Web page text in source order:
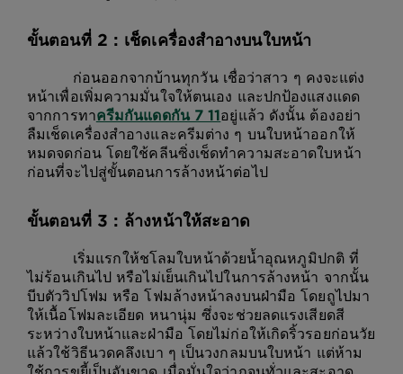
ขั้นตอนที่ 2 : เช็ดเครื่องสำอางบนใบหน้า
ก่อนออกจากบ้านทุกวัน เชื่อว่าสาว ๆ คงจะแต่ง
หน้าเพื่อเพิ่มความมั่นใจให้ตนเอง และปกป้องแสงแดด
จากการทาครีมกันแดดกัน 7 11อยู่แล้ว ดังนั้น ต้องอย่า
ลืมเช็ดเครื่องสำอางและครีมต่าง ๆ บนใบหน้าออกให้
หมดจดก่อน โดยใช้คลีนซิ่งเช็ดทำความสะอาดใบหน้า
ก่อนที่จะไปสู่ขั้นตอนการล้างหน้าต่อไป
ขั้นตอนที่ 3 : ล้างหน้าให้สะอาด
เริ่มแรกให้ชโลมใบหน้าด้วยน้ำอุณหภูมิปกติ ที่
ไม่ร้อนเกินไป หรือไม่เย็นเกินไปในการล้างหน้า จากนั้น
บีบตัววิปโฟม หรือ โฟมล้างหน้าลงบนฝ่ามือ โดยถูไปมา
ให้เนื้อโฟมละเอียด หนานุ่ม ซึ่งจะช่วยลดแรงเสียดสี
ระหว่างใบหน้าและฝ่ามือ โดยไม่ก่อให้เกิดริ้วรอยก่อนวัย
แล้วใช้วิธีนวดคลึงเบา ๆ เป็นวงกลมบนใบหน้า แต่ห้าม
ใช้การขยี้เป็นอันขาด เมื่อมั่นใจว่าถูจนทั่วและสะอาด